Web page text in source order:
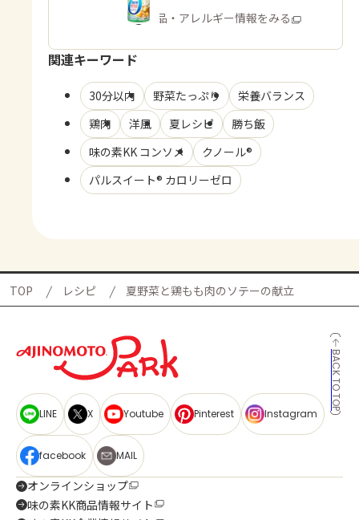
商品・アレルギー情報をみる
関連キーワード
30分以内 野菜たっぷり
栄養バランス
鶏肉
洋風 夏レシピ
勝ち飯
味の素KK コンソメ
クノール®
パルスイート® カロリーゼロ
TOP レシピ 夏野菜と鶏もも肉のソテーの献立
BACK TO TOP
LINE X Youtube Pinterest Instagram
facebook MAIL
オンラインショップ
味の素KK商品情報サイト